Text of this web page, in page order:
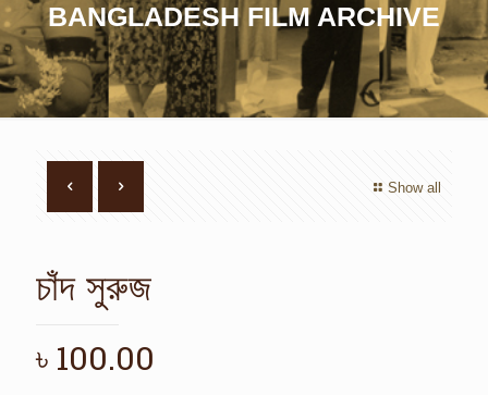
BANGLADESH FILM ARCHIVE
Show all
চাঁদ সুরুজ
৳ 100.00